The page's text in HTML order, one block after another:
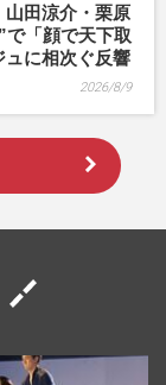
山田涼介・栗原
で「顔で天下取
に相次ぐ反響
2026/8/9